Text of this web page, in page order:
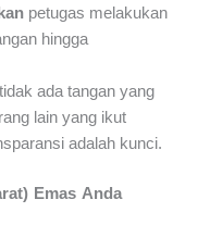
petugas melakukan
hingga
ada tangan yang
lain yang ikut
adalah kunci.
Emas Anda